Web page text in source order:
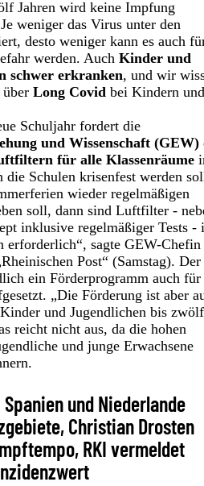
Jahren wird keine Impfung
weniger das Virus unter den
desto weniger kann es auch
werden. Auch Kinder und
schwer erkranken, und wir
Long Covid bei Kindern und
Schuljahr fordert die
und Wissenschaft (GEW)
für alle Klassenräume
die Schulen krisenfest werden
wieder regelmäßigen
soll, dann sind Luftfilter -
inklusive regelmäßiger Tests -
erforderlich“, sagte GEW-Chefin
Post“ (Samstag). Der
ein Förderprogramm auch für
„Die Förderung ist aber
und Jugendlichen bis zwölf
reicht nicht aus, da die hohen
und junge Erwachsene
und Niederlande
Christian Drosten
RKI vermeldet